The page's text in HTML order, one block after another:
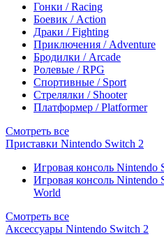
Гонки / Racing
Боевик / Action
Драки / Fighting
Приключения / Adventure
Бродилки / Arcade
Ролевые / RPG
Спортивные / Sport
Стрелялки / Shooter
Платформер / Platformer
Смотреть все
Приставки Nintendo Switch 2
Игровая консоль Nintendo
Игровая консоль
World
Смотреть все
Аксессуары Nintendo Switch 2